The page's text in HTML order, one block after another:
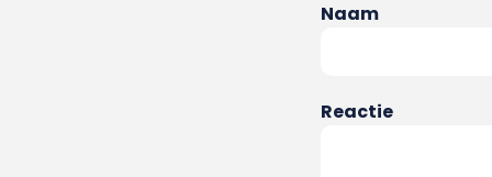
Naam
Reactie